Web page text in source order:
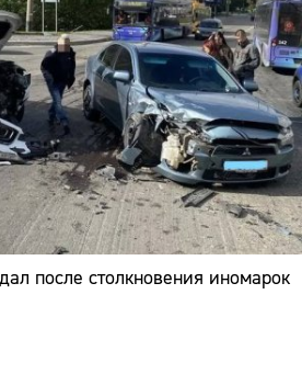
после столкновения иномарок